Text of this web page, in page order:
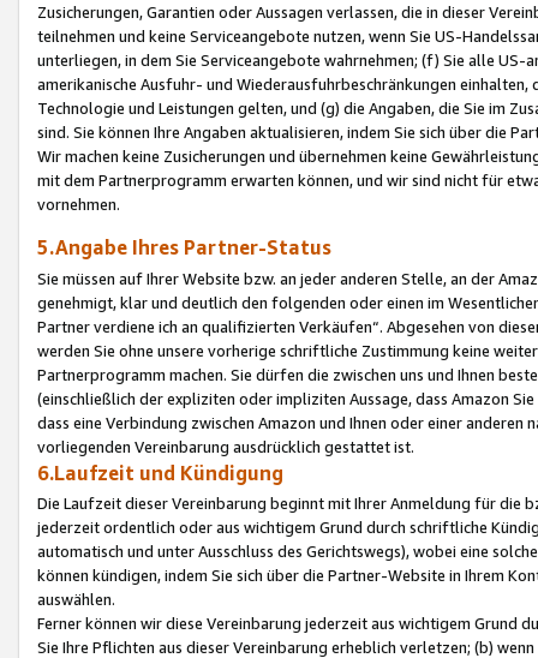
Zusicherungen, Garantien oder Aussagen verlassen, die in dieser
teilnehmen und keine Serviceangebote nutzen, wenn Sie US-
unterliegen, in dem Sie Serviceangebote wahrnehmen; (f) Sie alle
amerikanische Ausfuhr- und Wiederausfuhrbeschränkungen
Technologie und Leistungen gelten, und (g) die Angaben, die Sie im
sind. Sie können Ihre Angaben aktualisieren, indem Sie sich über die
Wir machen keine Zusicherungen und übernehmen keine
mit dem Partnerprogramm erwarten können, und wir sind nicht für
vornehmen.
5.Angabe Ihres Partner-Status
Sie müssen auf Ihrer Website bzw. an jeder anderen Stelle, an der
genehmigt, klar und deutlich den folgenden oder einen im
Partner verdiene ich an qualifizierten Verkäufen“. Abgesehen von
werden Sie ohne unsere vorherige schriftliche Zustimmung keine
Partnerprogramm machen. Sie dürfen die zwischen uns und Ihnen
(einschließlich der expliziten oder impliziten Aussage, dass Amazon
dass eine Verbindung zwischen Amazon und Ihnen oder einer
vorliegenden Vereinbarung ausdrücklich gestattet ist.
6.Laufzeit und Kündigung
Die Laufzeit dieser Vereinbarung beginnt mit Ihrer Anmeldung für die
jederzeit ordentlich oder aus wichtigem Grund durch schriftliche
automatisch und unter Ausschluss des Gerichtswegs), wobei eine
können kündigen, indem Sie sich über die Partner-Website in Ihrem
auswählen.
Ferner können wir diese Vereinbarung jederzeit aus wichtigem Grund
Sie Ihre Pflichten aus dieser Vereinbarung erheblich verletzen; (b)